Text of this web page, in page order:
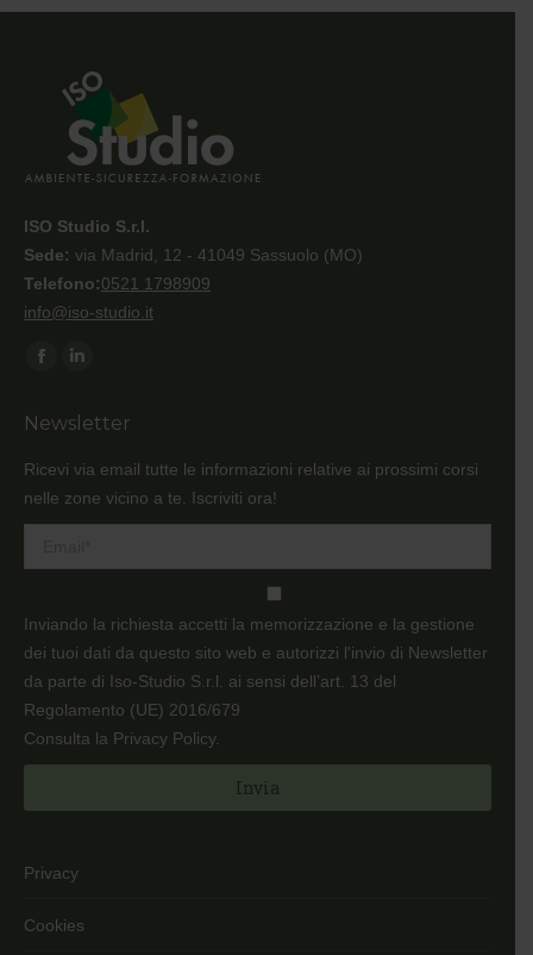
ISO Studio S.r.l.
Sede: via Madrid, 12 - 41049 Sassuolo (MO)
Telefono:0521 1798909
info@iso-studio.it
Ci puoi trovare su:
opens
in
new
window
opens
in
new
window
Newsletter
Ricevi via email tutte le informazioni relative ai prossimi corsi
nelle zone vicino a te. Iscriviti ora!
Inviando la richiesta accetti la memorizzazione e la gestione
dei tuoi dati da questo sito web e autorizzi l'invio di Newsletter
da parte di Iso-Studio S.r.l. ai sensi dell’art. 13 del
Regolamento (UE) 2016/679
Consulta la Privacy Policy.
Privacy
Cookies